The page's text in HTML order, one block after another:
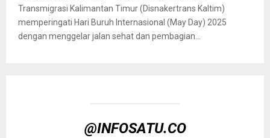
Transmigrasi Kalimantan Timur (Disnakertrans Kaltim)
memperingati Hari Buruh Internasional (May Day) 2025
dengan menggelar jalan sehat dan pembagian...
@INFOSATU.CO